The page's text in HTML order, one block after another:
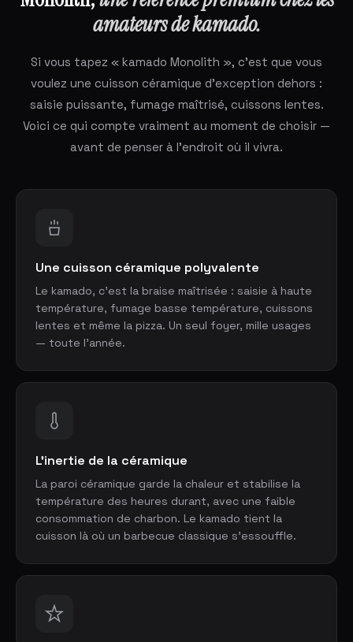
amateurs de kamado.
Si vous tapez « kamado Monolith », c'est que vous
voulez une cuisson céramique d'exception dehors :
saisie puissante, fumage maîtrisé, cuissons lentes.
Voici ce qui compte vraiment au moment de choisir —
avant de penser à l'endroit où il vivra.
Une cuisson céramique polyvalente
Le kamado, c'est la braise maîtrisée : saisie à haute
température, fumage basse température, cuissons
lentes et même la pizza. Un seul foyer, mille usages
— toute l'année.
L'inertie de la céramique
La paroi céramique garde la chaleur et stabilise la
température des heures durant, avec une faible
consommation de charbon. Le kamado tient la
cuisson là où un barbecue classique s'essouffle.